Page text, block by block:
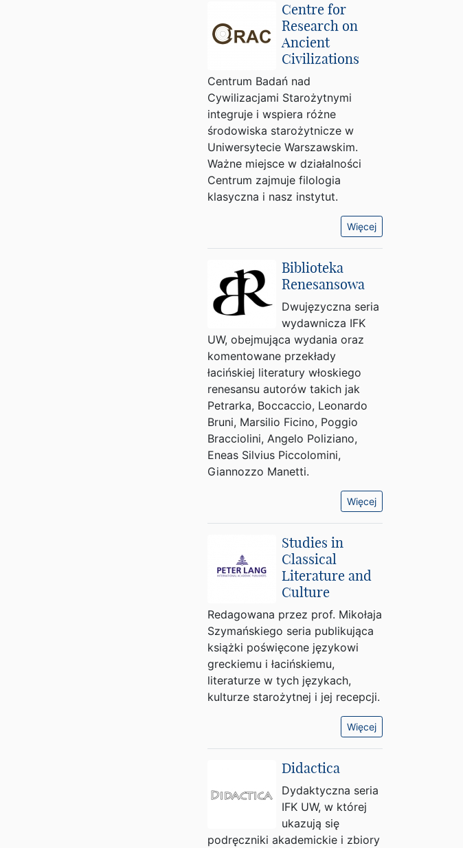
Centre for
Research on
Ancient
Civilizations
Centrum Badań nad
Cywilizacjami Starożytnymi
integruje i wspiera różne
środowiska starożytnicze w
Uniwersytecie Warszawskim.
Ważne miejsce w działalności
Centrum zajmuje filologia
klasyczna i nasz instytut.
Więcej
Biblioteka
Renesansowa
Dwujęzyczna seria
wydawnicza IFK
UW, obejmująca wydania oraz
komentowane przekłady
łacińskiej literatury włoskiego
renesansu autorów takich jak
Petrarka, Boccaccio, Leonardo
Bruni, Marsilio Ficino, Poggio
Bracciolini, Angelo Poliziano,
Eneas Silvius Piccolomini,
Giannozzo Manetti.
Więcej
Studies in
Classical
Literature and
Culture
Redagowana przez prof. Mikołaja
Szymańskiego seria publikująca
książki poświęcone językowi
greckiemu i łacińskiemu,
literaturze w tych językach,
kulturze starożytnej i jej recepcji.
Więcej
Didactica
Dydaktyczna seria
IFK UW, w której
ukazują się
podręczniki akademickie i zbiory